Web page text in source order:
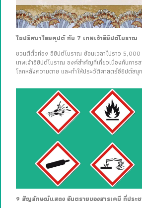
ไขปริศนาไอยคุปต์ กับ 7 เทพเจ้าอียิปต์โบราณ
ชวนตีตั๋วท่อง อียิปต์โบราณ ย้อนเวลาไปราว
เทพเจ้าอียิปต์โบราณ องค์สำคัญที่เกี่ยวเนื่องกับการ
โลกหลังความตาย และทำให้ประวัติศาสตร์อียิปต์สนุ
9 สัญลักษณ์แสดง อันตรายของสารเคมี ที่ประ